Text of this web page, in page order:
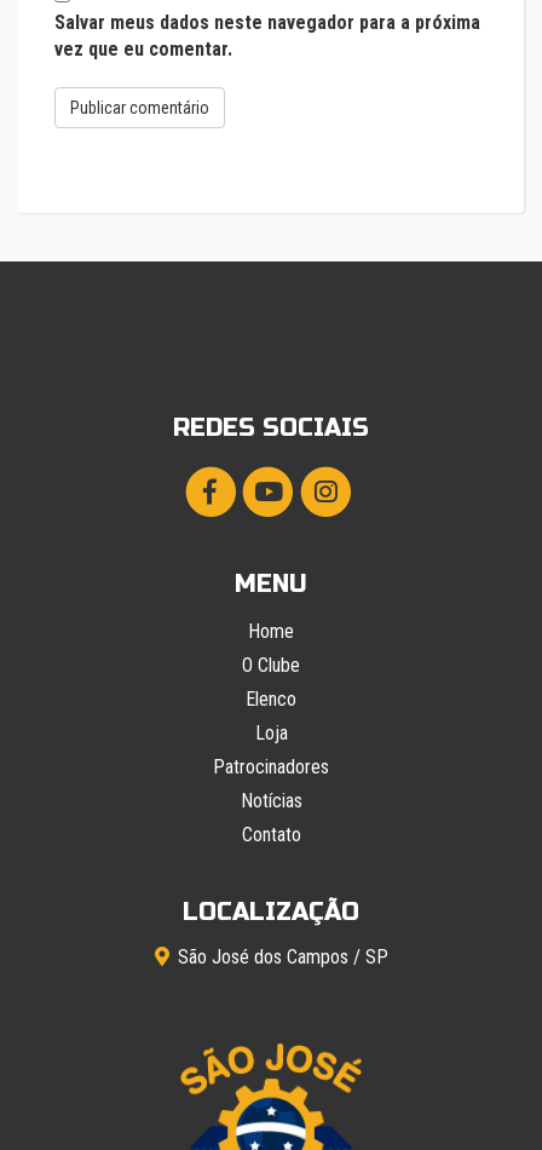
Salvar meus dados neste navegador para a próxima
vez que eu comentar.
REDES SOCIAIS
MENU
Home
O Clube
Elenco
Loja
Patrocinadores
Notícias
Contato
LOCALIZAÇÃO
São José dos Campos / SP